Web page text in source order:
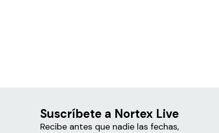
Suscríbete a Nortex Live
Recibe antes que nadie las fechas,